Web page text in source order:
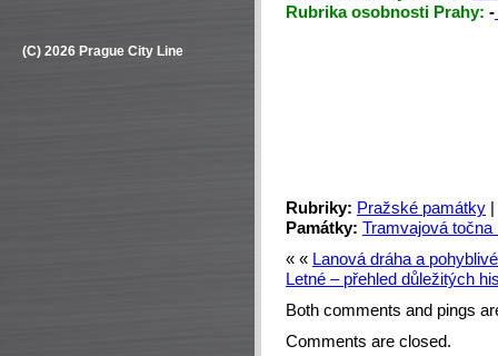
(C) 2026 Prague City Line
Rubrika osobnosti Prahy: -
Rubriky: Pražské památky
Památky: Tramvajová
« « Lanová dráha a
Letné – přehled důležitých
Both comments and pings
Comments are closed.